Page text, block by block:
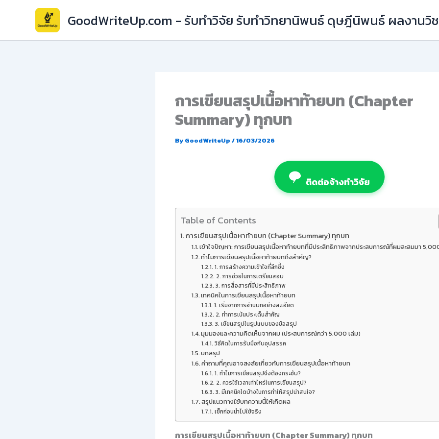
GoodWriteUp.com - รับทำวิจัย รับทำวิทยานิพนธ์ ดุษฎีนิพนธ์ ผลงานวิ
การเขียนสรุปเนื้อหาท้ายบท (Chapter
Summary) ทุกบท
By GoodWriteUp /16/03/2026
ติดต่อจ้างทำวิจัย
Table of Contents
การเขียนสรุปเนื้อหาท้ายบท (Chapter Summary) ทุกบท
เข้าใจปัญหา: การเขียนสรุปเนื้อหาท้ายบทที่มีประสิทธิภาพจากประสบการณ์ที่ผมสะสมมา
ทำไมการเขียนสรุปเนื้อหาท้ายบทถึงสำคัญ?
1. การสร้างความเข้าใจที่ลึกซึ้ง
2. การช่วยในการเตรียมสอบ
3. การสื่อสารที่มีประสิทธิภาพ
เทคนิคในการเขียนสรุปเนื้อหาท้ายบท
1. เริ่มจากการอ่านบทอย่างละเอียด
2. ทำการเน้นประเด็นสำคัญ
3. เขียนสรุปในรูปแบบของข้อสรุป
มุมมองและความคิดเห็นจากผม (ประสบการณ์กว่า 5,000 เล่ม)
วิธีคิดในการรับมือกับอุปสรรค
บทสรุป
คำถามที่คุณอาจสงสัยเกี่ยวกับการเขียนสรุปเนื้อหาท้ายบท
1. ทำไมการเขียนสรุปจึงต้องกระชับ?
2. ควรใช้เวลาเท่าไหร่ในการเขียนสรุป?
3. มีเทคนิคใดบ้างในการทำให้สรุปน่าสนใจ?
สรุปแนวทางใช้บทความนี้ให้เกิดผล
เช็กก่อนนำไปใช้จริง
การเขียนสรุปเนื้อหาท้ายบท (Chapter Summary) ทุกบท